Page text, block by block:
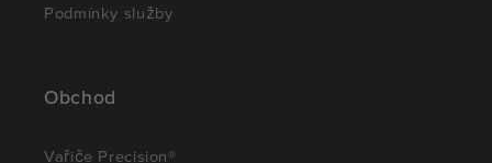
Podmínky služby
Obchod
Vařiče Precision®